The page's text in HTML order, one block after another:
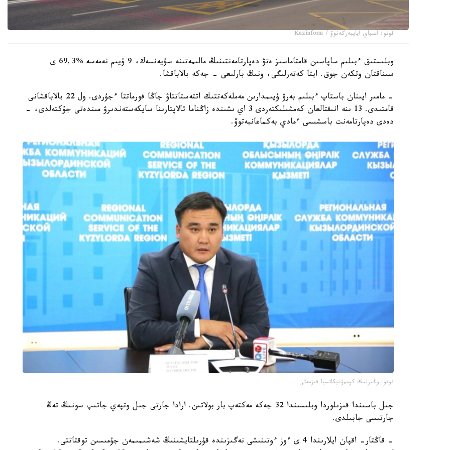
فوتو: اعىباي اياپبەرگەنوۆ / Kazinform
وبلىستىق ءبىلىم ساپاسىن قامتاماسىز ەتۋ دەپارتامەنتىنىڭ مالىمەتىنە سۇيەنسەك، 9 ۇيىم نەمەسە %69,3 ى
سىناقتان وتكەن جوق. ايتا كەتەرلىگى، ونىڭ بارلىعى - جەكە بالاباقشا.
- مامىر ايىنان باستاپ ءبىلىم بەرۋ ۇيىمدارىن مەملەكەتتىك اتتەستاتتاۋ جاڭا فورماتتا ءجۇردى. ول 22 بالاباقشانى
قامتىدى. 13 ىنە انىقتالعان كەمشىلىكتەردى 3 اي ىشىندە زاڭناما تالاپتارىنا سايكەستەندىرۋ مىندەتى جۇكتەلدى، -
دەدى دەپارتامەنت باسشىسى ءمادي بەكماعانبەتوۆ.
فوتو: وڭىرلىك كوممۋنيكاتسيا قىزمەتى
جىل باسىندا قىزىلوردا وبلىسىندا 32 جەكە مەكتەپ بار بولاتىن. ارادا جارتى جىل وتپەي جاتىپ سونىڭ تەڭ
جارتىسى جابىلدى.
- قاڭتار- اقپان ايلارىندا 4 ى ءوز ءوتىنىشى نەگىزىندە قۇرىلتايشىنىڭ شەشىمىمەن جۇمىسىن توقتاتتى.